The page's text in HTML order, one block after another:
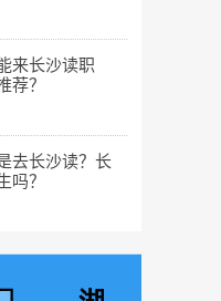
来长沙读职
荐？
去长沙读？长
吗？